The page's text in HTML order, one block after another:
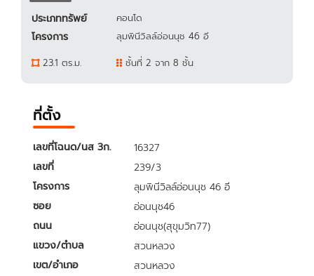
ประเภททรัพย์ คอนโด
โครงการ
ลุมพินีวิลล์อ่อนนุช 46 อี
23.1 ตร.ม.
ชั้นที่ 2 จาก 8 ชั้น
ที่ตั้ง
เลขที่โฉนด/นส 3ก.
16327
เลขที่
239/3
โครงการ
ลุมพินีวิลล์อ่อนนุช 46 อี
ซอย
อ่อนนุช46
ถนน
อ่อนนุช(สุขุมวิท77)
แขวง/ตำบล
สวนหลวง
เขต/อำเภอ
สวนหลวง